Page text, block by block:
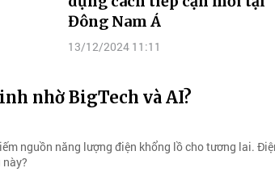
Đông Nam Á
13/12/2024 11:11
nhờ BigTech và AI?
nguồn năng lượng điện khổng lồ cho tương lai.